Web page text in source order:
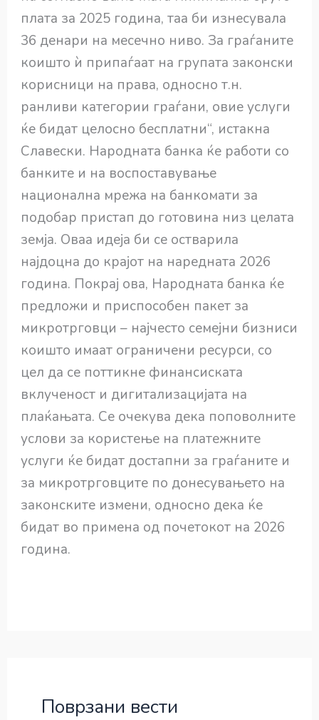
плата за 2025 година, таа би изнесувала
36 денари на месечно ниво. За граѓаните
коишто ѝ припаѓаат на групата законски
корисници на права, односно т.н.
ранливи категории граѓани, овие услуги
ќе бидат целосно бесплатни“, истакна
Славески. Народната банка ќе работи со
банките и на воспоставување
национална мрежа на банкомати за
подобар пристап до готовина низ целата
земја. Оваа идеја би се остварила
најдоцна до крајот на наредната 2026
година. Покрај ова, Народната банка ќе
предложи и приспособен пакет за
микротрговци – најчесто семејни бизниси
коишто имаат ограничени ресурси, со
цел да се поттикне финансиската
вклученост и дигитализацијата на
плаќањата. Се очекува дека поповолните
услови за користење на платежните
услуги ќе бидат достапни за граѓаните и
за микротрговците по донесувањето на
законските измени, односно дека ќе
бидат во примена од почетокот на 2026
година.
Поврзани вести